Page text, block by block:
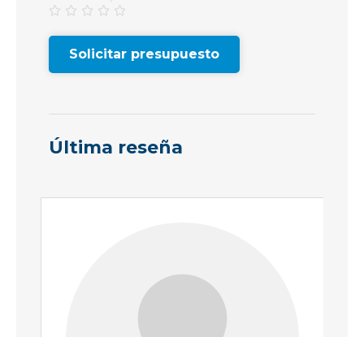
    
Solicitar presupuesto
Última reseña